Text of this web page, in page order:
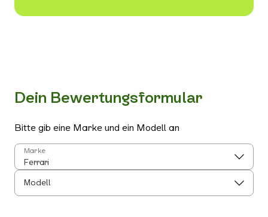
Dein Bewertungsformular
Bitte gib eine Marke und ein Modell an
Marke
Modell